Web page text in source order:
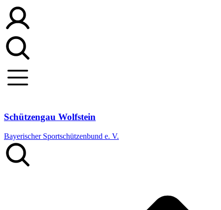
Schützengau Wolfstein
Bayerischer Sportschützenbund e. V.